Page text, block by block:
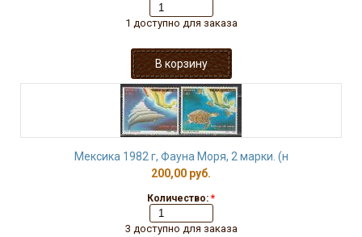
1 доступно для заказа
Мексика 1982 г, Фауна Моря, 2 марки. (н
200,00 руб.
Количество: *
3 доступно для заказа